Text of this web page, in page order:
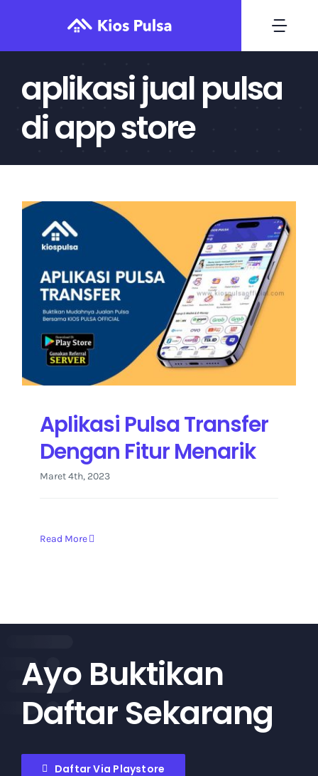
content
Home
Daftar
Deposit
Harga Produk
Kontak Kami
aplikasi jual pulsa
di app store
Aplikasi Pulsa Transfer
Dengan Fitur Menarik
Maret 4th, 2023
Read More
Ayo Buktikan
Daftar Sekarang
Daftar Via Playstore